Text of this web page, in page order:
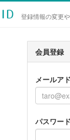
登録情報の変更
会員登録
メールア
パスワー